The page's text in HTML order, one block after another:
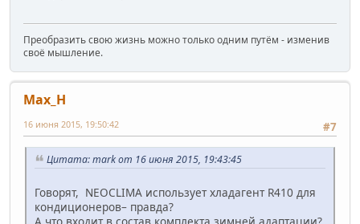
Преобразить свою жизнь можно только одним путём - изменив
своё мышление.
Max_H
#7
16 июня 2015, 19:50:42
Цитата: mark от 16 июня 2015, 19:43:45
Говорят, NEOCLIMA использует хладагент R410 для
кондиционеров– правда?